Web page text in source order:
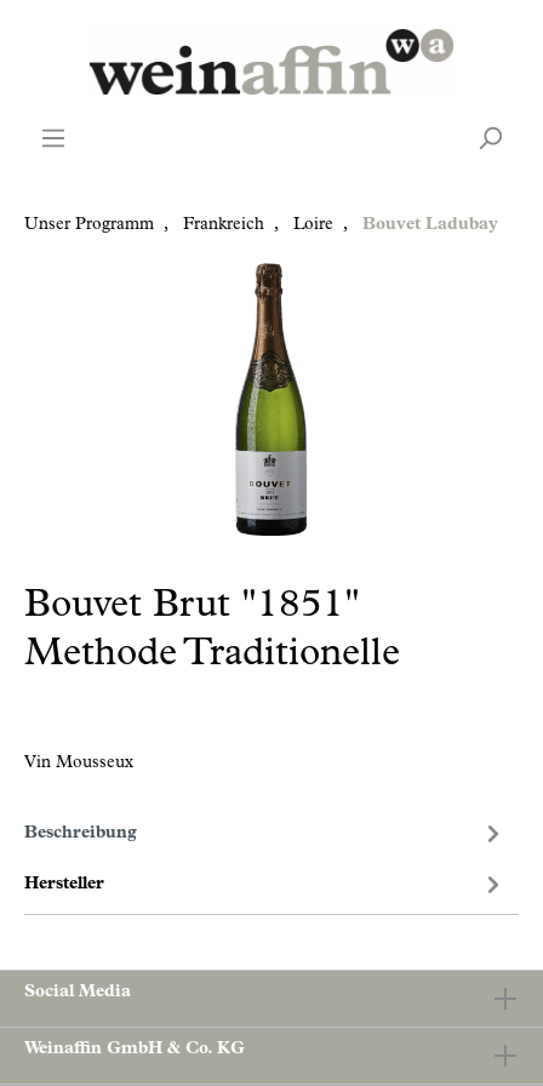
Unser Programm , Frankreich , Loire , Bouvet Ladubay
Bouvet Brut "1851"
Methode Traditionelle
Vin Mousseux
Beschreibung
Hersteller
Social Media
Weinaffin GmbH & Co. KG